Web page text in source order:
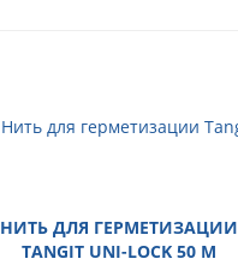
НИТЬ ДЛЯ ГЕРМЕТИЗАЦИИ
TANGIT UNI-LOCK 50 М